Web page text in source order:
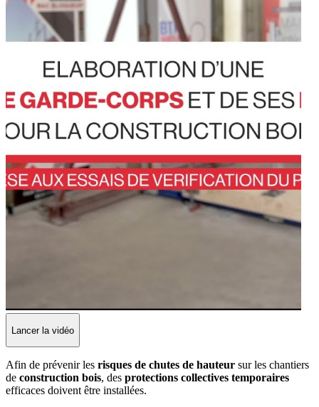
Lancer la vidéo
Afin de prévenir les risques de chutes de hauteur sur les chantiers
de construction bois, des protections collectives temporaires
efficaces doivent être installées.